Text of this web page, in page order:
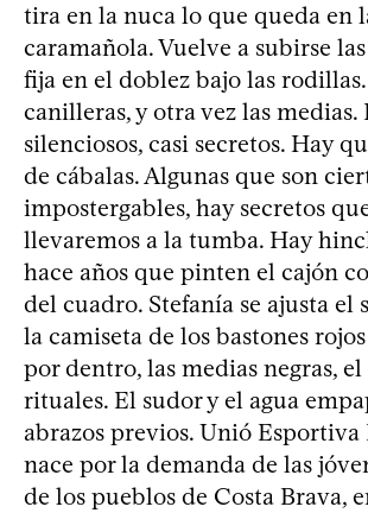
tira en la nuca lo que queda en
caramañola. Vuelve a subirse
fija en el doblez bajo las rodillas.
canilleras, y otra vez las
silenciosos, casi secretos. Hay
de cábalas. Algunas que son
impostergables, hay secretos
llevaremos a la tumba. Hay
hace años que pinten el cajón
del cuadro. Stefanía se ajusta el
la camiseta de los bastones
por dentro, las medias negras,
rituales. El sudor y el agua
abrazos previos. Unió Esportiva
nace por la demanda de las
de los pueblos de Costa Brava,